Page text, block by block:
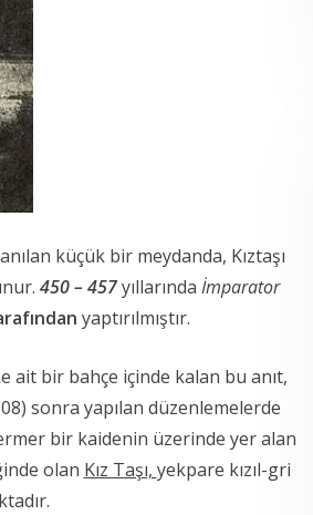
küçük bir meydanda, Kıztaşı
450 – 457yıllarında İmparator
yaptırılmıştır.
ait bir bahçe içinde kalan bu anıt,
sonra yapılan düzenlemelerde
bir kaidenin üzerinde yer alan
olan Kız Taşı, yekpare kızıl-gri